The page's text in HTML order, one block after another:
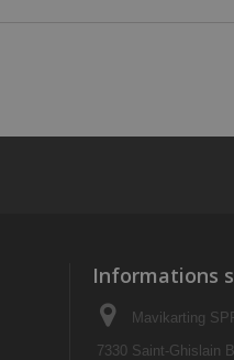
Informations
Mavikarting
7330 Saint-Ghislain